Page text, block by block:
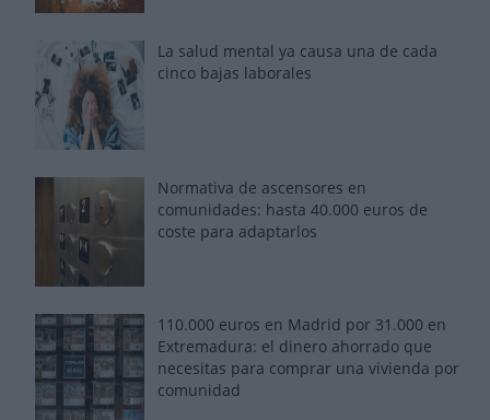
La salud mental ya causa una de cada
cinco bajas laborales
Normativa de ascensores en
comunidades: hasta 40.000 euros de
coste para adaptarlos
110.000 euros en Madrid por 31.000 en
Extremadura: el dinero ahorrado que
necesitas para comprar una vivienda por
comunidad